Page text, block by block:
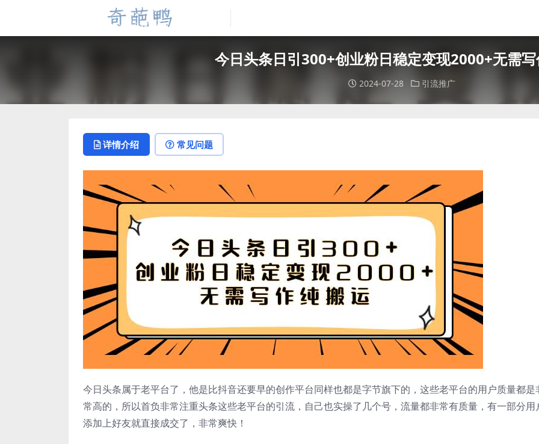
今日头条日引300+创业粉日稳定变现2000+无需
2024-07-28 引流推广
详情介绍 常见问题
今日头条属于老平台了，他是比抖音还要早的创作平台同样也都是字节旗下的，这些老平台的用户质量都是
常高的，所以首负非常注重头条这些老平台的引流，自己也实操了几个号，流量都非常有质量，有一部分用
添加上好友就直接成交了，非常爽快！